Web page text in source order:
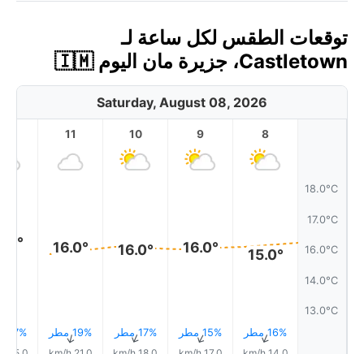
توقعات الطقس لكل ساعة لـ
Castletown، جزيرة مان اليوم 🇮🇲
Saturday, August 08, 2026
18.0°C
17.0°C
16.0°C
14.0°C
13.0°C
8
15.0°
16% مطر↑
9
16.0°
15% مطر↑
10
16.0°
17% مطر↑
11
16.0°
19% مطر↑ 17% مطر